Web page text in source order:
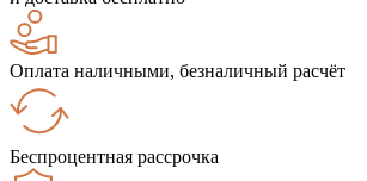
Оплата наличными, безналичный расчёт
Беспроцентная рассрочка